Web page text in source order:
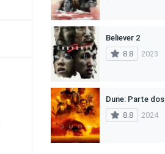
Believer 2
8.8
2023
Dune: Parte dos
8.8
2024